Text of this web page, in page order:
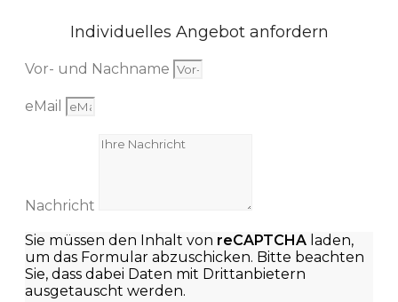
Individuelles Angebot anfordern
Vor- und Nachname
eMail
Nachricht
Sie müssen den Inhalt von reCAPTCHA laden,
um das Formular abzuschicken. Bitte beachten
Sie, dass dabei Daten mit Drittanbietern
ausgetauscht werden.